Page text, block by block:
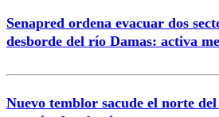
Correo
Senapred ordena evacuar dos
desborde del río Damas: activa
Nuevo temblor sacude el norte